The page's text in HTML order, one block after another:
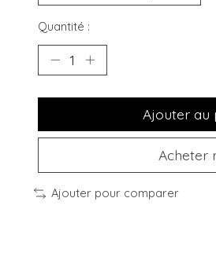
Quantité :
Ajouter au
Acheter
Ajouter pour comparer